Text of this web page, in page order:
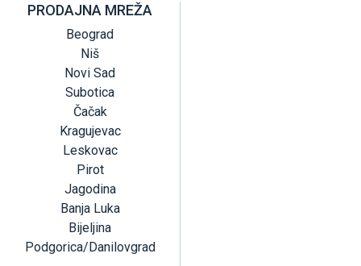
PRODAJNA MREŽA
Beograd
Niš
Novi Sad
Subotica
Čačak
Kragujevac
Leskovac
Pirot
Jagodina
Banja Luka
Bijeljina
Podgorica/Danilovgrad